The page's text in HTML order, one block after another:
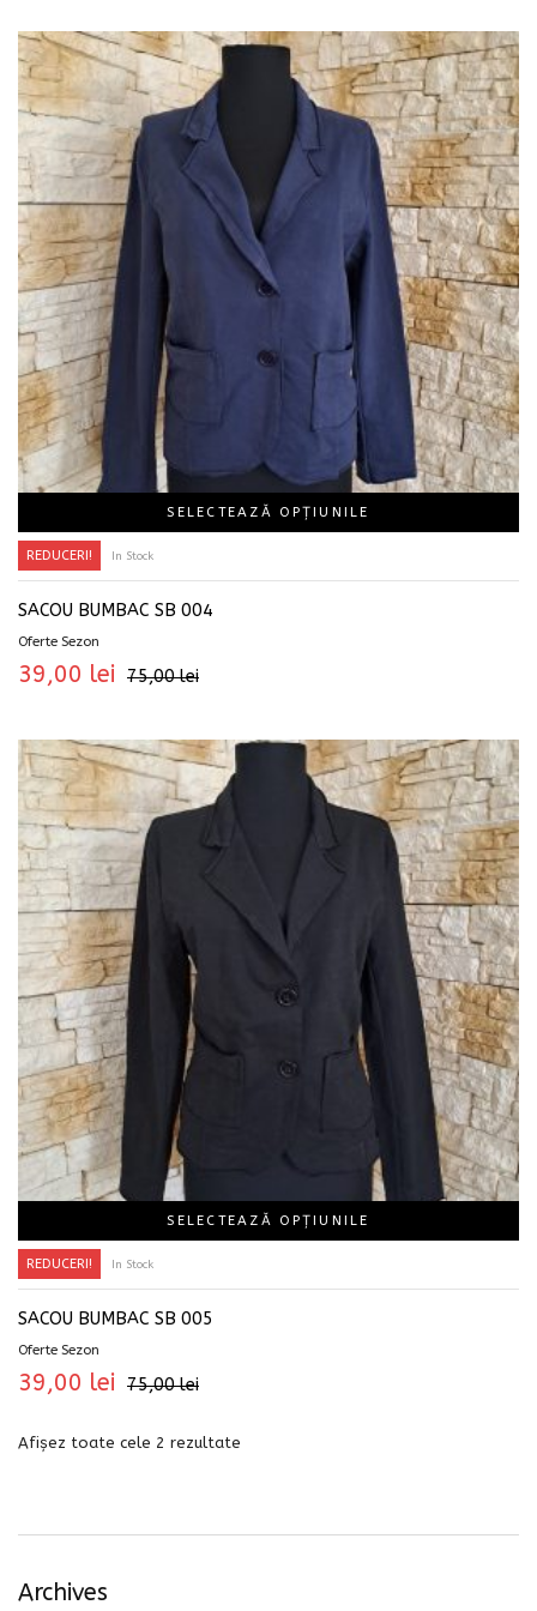
SELECTEAZĂ OPȚIUNILE
REDUCERI! In Stock
SACOU BUMBAC SB 004
Oferte Sezon
75,00lei
39,00 lei
SELECTEAZĂ OPȚIUNILE
REDUCERI! In Stock
SACOU BUMBAC SB 005
Oferte Sezon
75,00lei
39,00 lei
Afișez toate cele 2 rezultate
Archives